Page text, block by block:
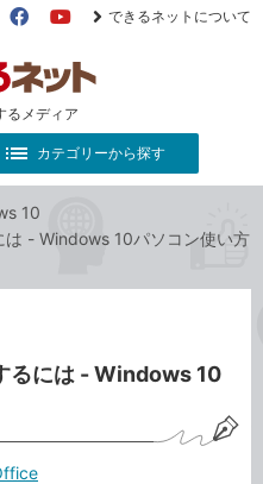
るメディア
（旧
FacebookYouTube
できるネットについて
カテゴリーから探す
10
は - Windows 10パソコン使い方
るには - Windows 10